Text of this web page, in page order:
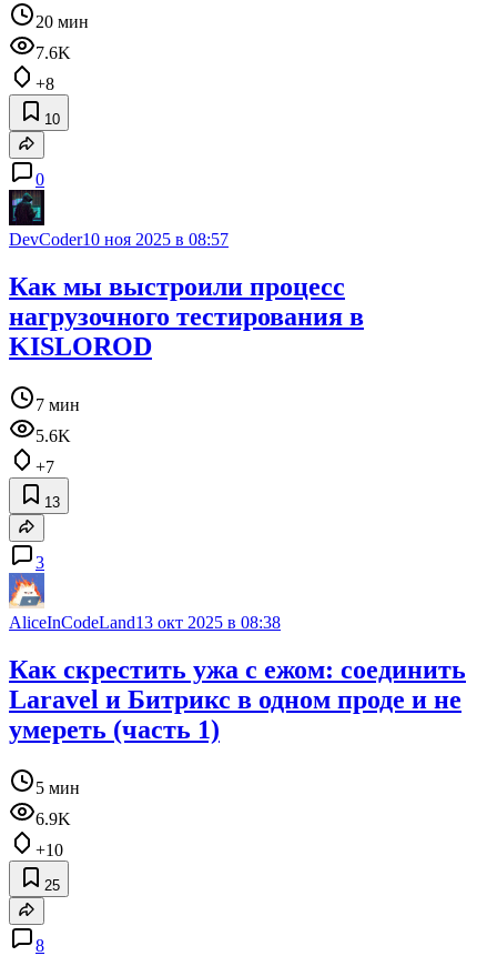
20 мин
7.6K
+8
10
0
DevCoder10 ноя 2025 в 08:57
Как мы выстроили процесс
нагрузочного тестирования в
KISLOROD
7 мин
5.6K
+7
13
3
AliceInCodeLand13 окт 2025 в 08:38
Как скрестить ужа с ежом: соединить
Laravel и Битрикс в одном проде и не
умереть (часть 1)
5 мин
6.9K
+10
25
8